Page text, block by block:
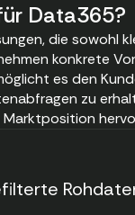
Data365?
die sowohl
konkrete
es den
zu